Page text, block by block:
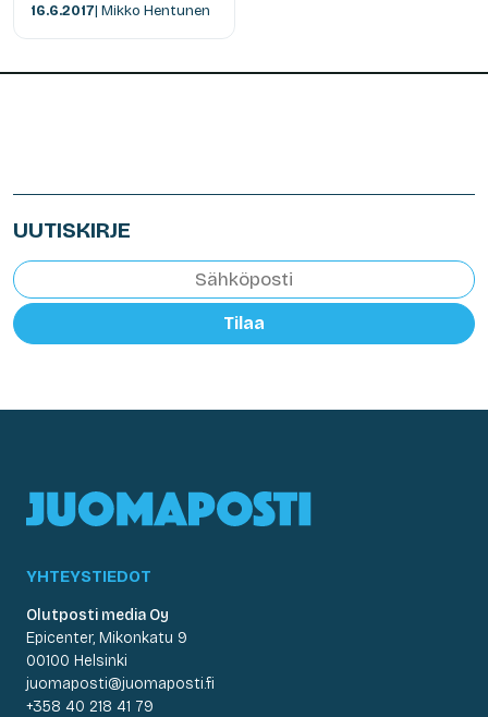
16.6.2017| Mikko Hentunen
UUTISKIRJE
Tilaa
YHTEYSTIEDOT
Olutposti media Oy
Epicenter, Mikonkatu 9
00100 Helsinki
juomaposti@juomaposti.fi
+358 40 218 41 79